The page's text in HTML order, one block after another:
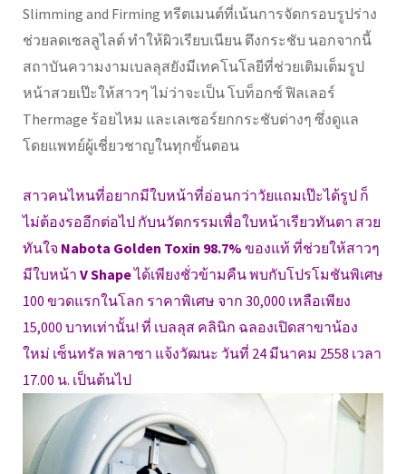
Slimming and Firming ทรีตเมนต์ที่เน้นการจัดกรอบรูปร่าง
ช่วยลดเซลลูไลต์ ทำให้ผิวเรียบเนียน ตึงกระชับ นอกจากนี้
สถาบันความงามเบลลุสยังมีเทคโนโลยีที่ช่วยเติมเต็มรูป
หน้าสวยเป๊ะให้สาวๆ ไม่ว่าจะเป็น โบท็อกซ์ ฟิลเลอร์
Thermage ร้อยไหม และเลเซอร์ยกกระชับต่างๆ ซึ่งดูแล
โดยแพทย์ผู้เชี่ยวชาญในทุกขั้นตอน
สาวคนไหนที่อยากมีใบหน้าที่อ่อนกว่าวัยแถมเป๊ะได้รูป ก็
ไม่ต้องรออีกต่อไป กับนวัตกรรมเพื่อใบหน้าเรียวทันตา สวย
ทันใจ Nabota Golden Toxin 98.7% ของแท้ ที่ช่วยให้สาวๆ
มีใบหน้า V Shapeได้เพียงชั่วข้ามคืน พบกับโปรโมชันพิเศษ
100 ขวดแรกในโลก ราคาพิเศษ จาก 30,000 เหลือเพียง
15,000 บาทเท่านั้น! ที่ เบลลุส คลินิก ฉลองเปิดสาขาน้อง
ใหม่ เซ็นทรัล พลาซา แจ้งวัฒนะ วันที่ 24 มีนาคม 2558 เวลา
17.00 น. เป็นต้นไป